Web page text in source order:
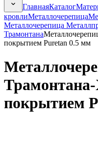
ГлавнаяКаталог
кровлиМеталлочерепица
Металлочерепица
Трамонтана
покрытием Puretan 0.5 мм
покрытием